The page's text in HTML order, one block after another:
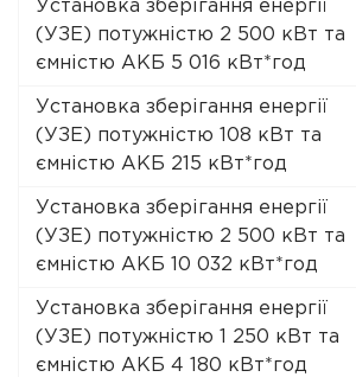
Установка зберігання енергії
(УЗЕ) потужністю 2 500 кВт та
ємністю АКБ 5 016 кВт*год
Установка зберігання енергії
(УЗЕ) потужністю 108 кВт та
ємністю АКБ 215 кВт*год
Установка зберігання енергії
(УЗЕ) потужністю 2 500 кВт та
ємністю АКБ 10 032 кВт*год
Установка зберігання енергії
(УЗЕ) потужністю 1 250 кВт та
ємністю АКБ 4 180 кВт*год